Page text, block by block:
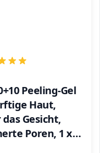
Peeling-Gel
Haut,
Gesicht,
Poren, 1 x